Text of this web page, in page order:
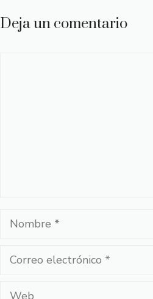
Deja un comentario
Nombre
Correo
Web